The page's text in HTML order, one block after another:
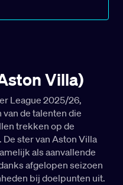
Villa)
League 2025/26,
de talenten die
trekken op de
ster van Aston Villa
als aanvallende
afgelopen seizoen
bij doelpunten uit.